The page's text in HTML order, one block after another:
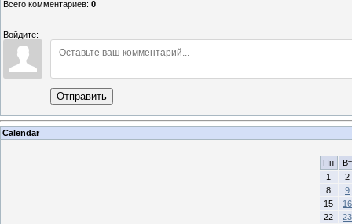
Всего комментариев: 0
Войдите:
Отправить
Calendar
Пн
Вт
1
2
8
9
15
16
22
23